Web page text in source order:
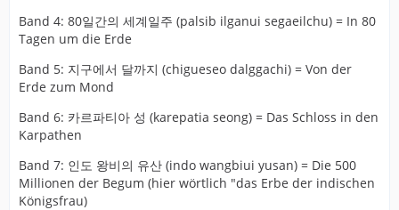
Band 4: 80일간의 세계일주 (palsib ilganui segaeilchu) = In 80
Tagen um die Erde
Band 5: 지구에서 달까지 (chigueseo dalggachi) = Von der
Erde zum Mond
Band 6: 카르파티아 성 (karepatia seong) = Das Schloss in den
Karpathen
Band 7: 인도 왕비의 유산 (indo wangbiui yusan) = Die 500
Millionen der Begum (hier wörtlich "das Erbe der indischen
Königsfrau)